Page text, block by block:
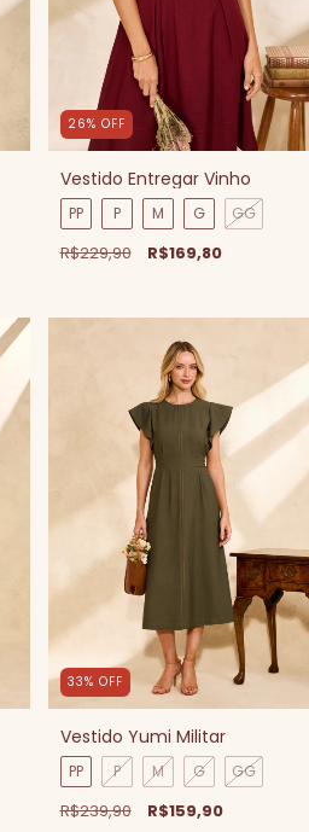
26% OFF
Vestido Entregar Vinho
PP P M G GG
R$229,90 R$169,80
33% OFF
Vestido Yumi Militar
PP P M G GG
R$239,90 R$159,90